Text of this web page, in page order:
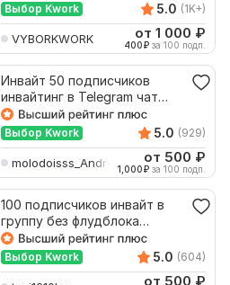
Выбор Kwork 5.0 (1K+)
VYBORKWORK от 1 000 ₽
400₽ за 100 подп.
Инвайт 50 подписчиков
инвайтинг в Telegram чат
группу с Флудблоком
Выбор Kwork 5.0 (929)
molodoisss_Andre от 500 ₽
1,000₽ за 100 подп.
100 подписчиков инвайт в
группу без флудблока
инвайтинг телеграм
Выбор Kwork 5.0 (604)
от 500 ₽